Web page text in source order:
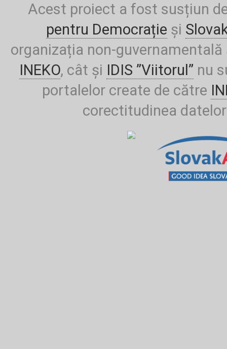
Acest proiect a fost susțiun
pentru Democrație și
organizația non-
INEKO, cât și IDIS ”Viitorul” nu
portalelor create de către
corectitudinea